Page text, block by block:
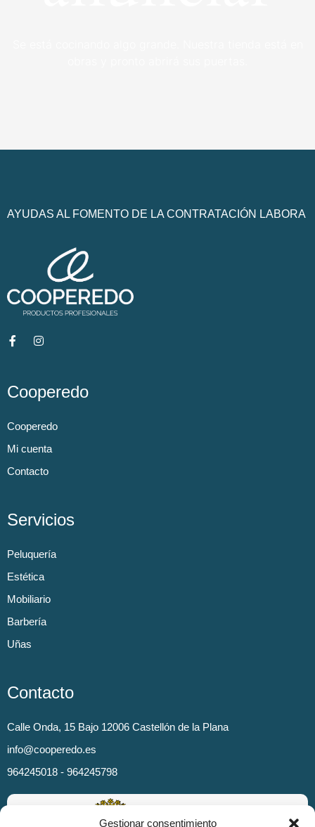
Gestionar consentimiento
AYUDAS AL FOMENTO DE LA CONTRATACIÓN LABORA
Cooperedo
Cooperedo
Mi cuenta
Contacto
Servicios
Peluquería
Estética
Mobiliario
Barbería
Uñas
Contacto
Calle Onda, 15 Bajo 12006 Castellón de la Plana
info@cooperedo.es
964245018 - 964245798